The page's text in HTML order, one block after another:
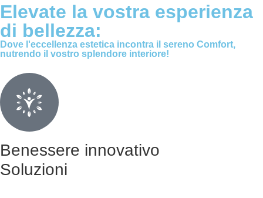
Elevate la vostra esperienza
di bellezza:
Dove l'eccellenza estetica incontra il sereno Comfort,
nutrendo il vostro splendore interiore!
Benessere innovativo
Soluzioni